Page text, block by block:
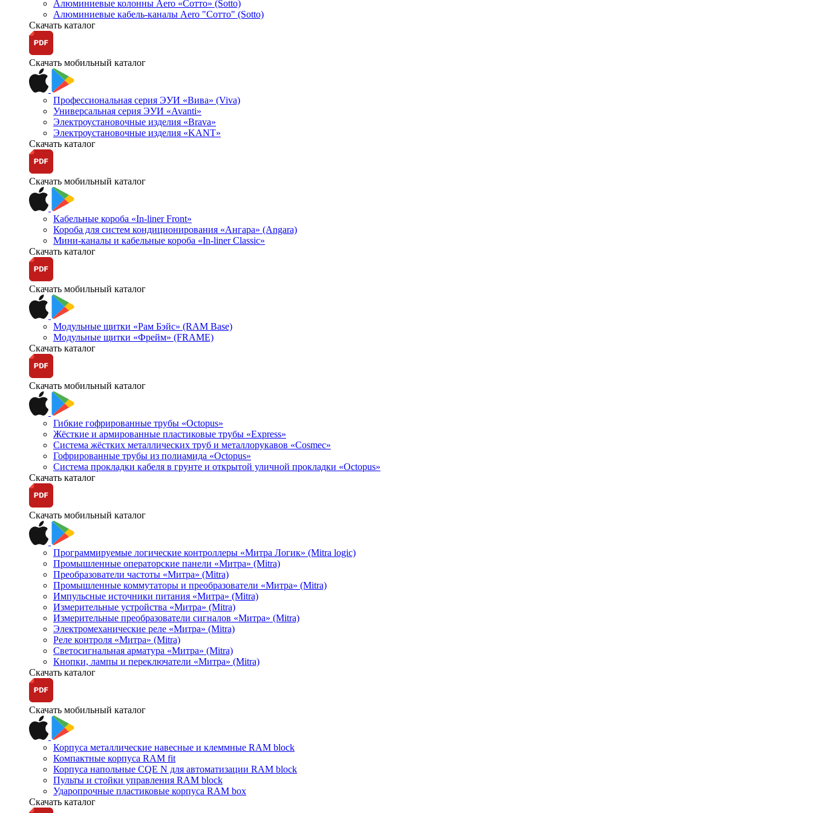
Алюминиевые колонны Aero «Сотто» (Sotto)
Алюминиевые кабель-каналы Aero "Сотто" (Sotto)
Скачать каталог
Скачать мобильный каталог
Профессиональная серия ЭУИ «Вива» (Viva)
Универсальная серия ЭУИ «Avanti»
Электроустановочные изделия «Brava»
Электроустановочные изделия «KANT»
Скачать каталог
Скачать мобильный каталог
Кабельные короба «In-liner Front»
Короба для систем кондиционирования «Ангара» (Angara)
Мини-каналы и кабельные короба «In-liner Classic»
Скачать каталог
Скачать мобильный каталог
Модульные щитки «Рам Бэйс» (RAM Base)
Модульные щитки «Фрейм» (FRAME)
Скачать каталог
Скачать мобильный каталог
Гибкие гофрированные трубы «Octopus»
Жёсткие и армированные пластиковые трубы «Express»
Система жёстких металлических труб и металлорукавов «Cosmec»
Гофрированные трубы из полиамида «Octopus»
Система прокладки кабеля в грунте и открытой уличной прокладки «Octopus»
Скачать каталог
Скачать мобильный каталог
Программируемые логические контроллеры «Митра Логик» (Mitra logic)
Промышленные операторские панели «Митра» (Mitra)
Преобразователи частоты «Митра» (Mitra)
Промышленные коммутаторы и преобразователи «Митра» (Mitra)
Импульсные источники питания «Митра» (Mitra)
Измерительные устройства «Митра» (Mitra)
Измерительные преобразователи сигналов «Митра» (Mitra)
Электромеханические реле «Митра» (Mitra)
Реле контроля «Митра» (Mitra)
Светосигнальная арматура «Митра» (Mitra)
Кнопки, лампы и переключатели «Митра» (Mitra)
Скачать каталог
Скачать мобильный каталог
Корпуса металлические навесные и клеммные RAM block
Компактные корпуса RAM fit
Корпуса напольные CQE N для автоматизации RAM block
Пульты и стойки управления RAM block
Ударопрочные пластиковые корпуса RAM box
Скачать каталог